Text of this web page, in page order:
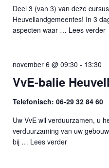
Deel 3 (van 3) van deze
Heuvellandgemeentes! In 3
aspecten waar … Lees verder
VvE-balie
november 6 @ 09:30 - 13:30
Telefonisch: 06-29 32 84 60
Uw VvE wil verduurzamen, u
verduurzaming van uw
bij … Lees verder"VvE-balie